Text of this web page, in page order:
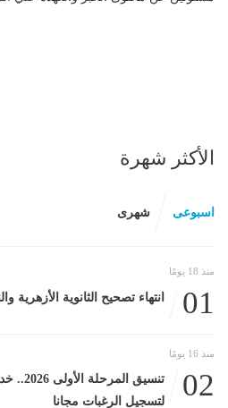
الأكثر شهرة
اسبوعى شهرى
منذ 18 يومًا
01 انتهاء تصحيح الثانوية الأزهرية
منذ 16 يومًا
02
تنسيق
لتسجيل الرغبات مجانا